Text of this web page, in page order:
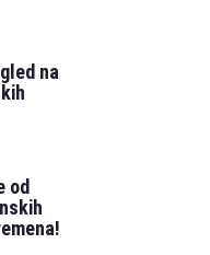
na
od